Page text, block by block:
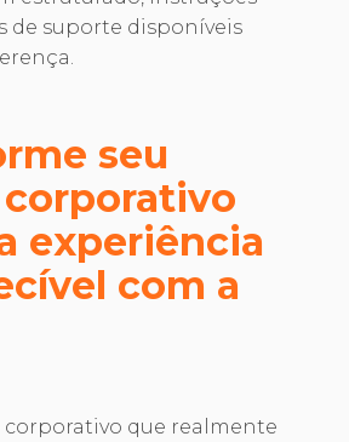
de suporte disponíveis
seu
experiência
com a
corporativo que realmente